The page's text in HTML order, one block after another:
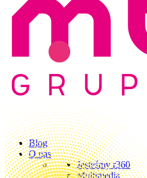
Blog
O nas
Jesteśmy r360
Multimedia